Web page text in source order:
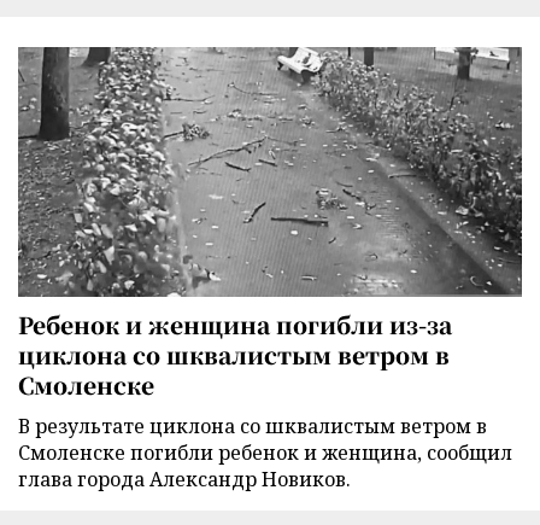
Ребенок и женщина погибли из-за
циклона со шквалистым ветром в
Смоленске
В результате циклона со шквалистым ветром в
Смоленске погибли ребенок и женщина, сообщил
глава города Александр Новиков.